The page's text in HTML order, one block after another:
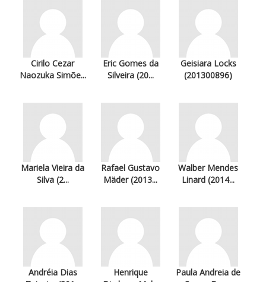
Cirilo Cezar
Naozuka Simõe...
Eric Gomes da
Silveira (20...
Geisiara Locks
(201300896)
Mariela Vieira da
Silva (2...
Rafael Gustavo
Mäder (2013...
Walber Mendes
Linard (2014...
Andréia Dias
Henrique
Paula Andreia de